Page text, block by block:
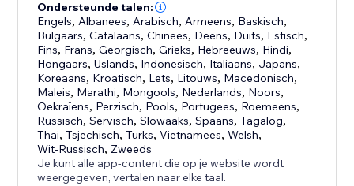
Ondersteunde talen:
Engels, Albanees, Arabisch, Armeens, Baskisch,
Bulgaars,Catalaans,Chinees, Deens, Duits, Estisch,
Fins, Frans,Georgisch,Grieks, Hebreeuws, Hindi,
Hongaars,IJslands, Indonesisch, Italiaans, Japans,
Koreaans, Kroatisch, Lets, Litouws, Macedonisch,
Maleis, Marathi, Mongools, Nederlands, Noors,
Oekraïens, Perzisch, Pools, Portugees, Roemeens,
Russisch,Servisch,Slowaaks,Spaans,Tagalog,
Thai,Tsjechisch,Turks,Vietnamees,Welsh,
Wit-Russisch, Zweeds
Je kunt alle app-content die op je website wordt
weergegeven, vertalen naar elke taal.